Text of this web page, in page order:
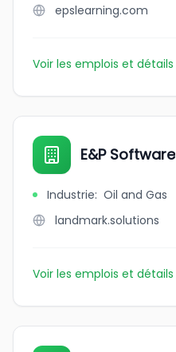
epslearning.com
Voir les emplois et détails
E&P Software
Industrie: Oil and Gas
landmark.solutions
Voir les emplois et détails